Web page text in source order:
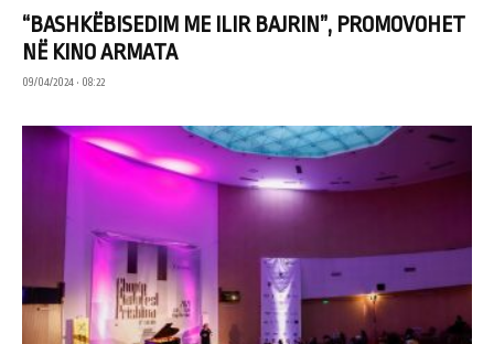
“BASHKËBISEDIM ME ILIR BAJRIN”, PROMOVOHET
NË KINO ARMATA
09/04/2024 • 08:22